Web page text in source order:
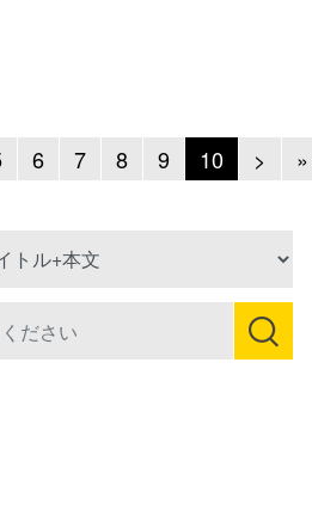
6 7 8 9 10 > Next
»